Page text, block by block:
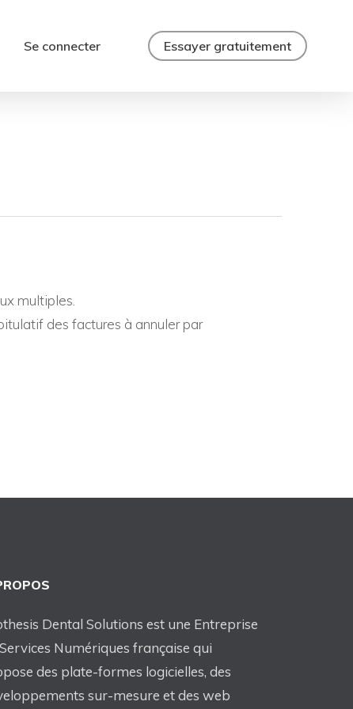
Se connecter Essayer gratuitement
multiples.
des factures à annuler par
Dental Solutions est une Entreprise
Numériques française qui
des plate-formes logicielles, des
sur-mesure et des web